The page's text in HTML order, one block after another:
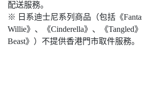
配送服務。
※ 日系迪士尼系列商品（包括《
Willie》、《Cinderella》、《Tangled
Beast》）不提供香港門市取件服務。